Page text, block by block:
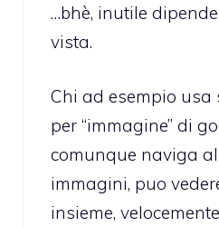
…bhè, inutile
vista.
Chi ad esempio usa
per “immagine” di
comunque naviga
immagini, puo
insieme,